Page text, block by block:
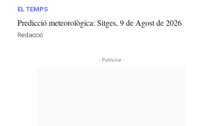
EL TEMPS
Predicció meteorològica: Sitges, 9 de Agost de 2026
Redacció
- Publicitat -